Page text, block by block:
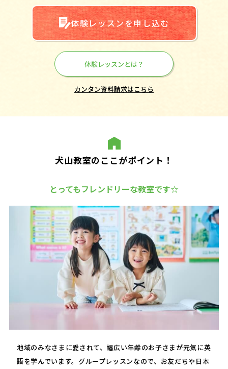
体験レッスンを申し込む
体験レッスンとは？
カンタン資料請求はこちら
犬山教室のここがポイント！
とってもフレンドリーな教室です☆
地域のみなさまに愛されて、幅広い年齢のお子さまが元気に英
語を学んでいます。グループレッスンなので、お友だちや日本